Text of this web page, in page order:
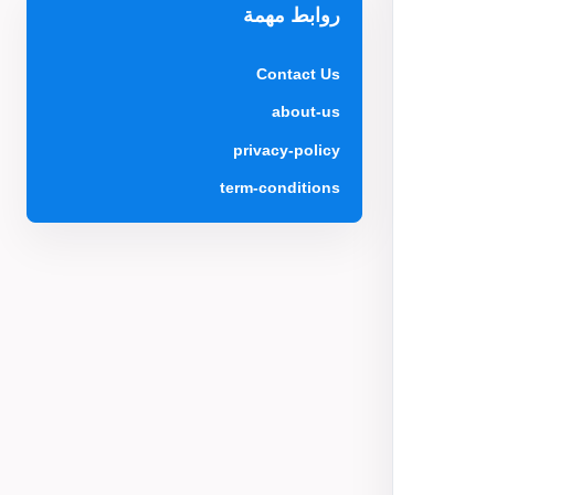
روابط مهمة
Contact Us
about-us
privacy-policy
term-conditions